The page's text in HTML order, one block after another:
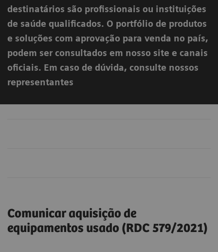
destinatários são profissionais ou instituições
de saúde qualificados. O portfólio de produtos
e soluções com aprovação para venda no país,
podem ser consultados em nosso site e canais
oficiais. Em caso de dúvida, consulte nossos
representantes
Comunicar aquisição de
equipamentos usado (RDC 579/2021)